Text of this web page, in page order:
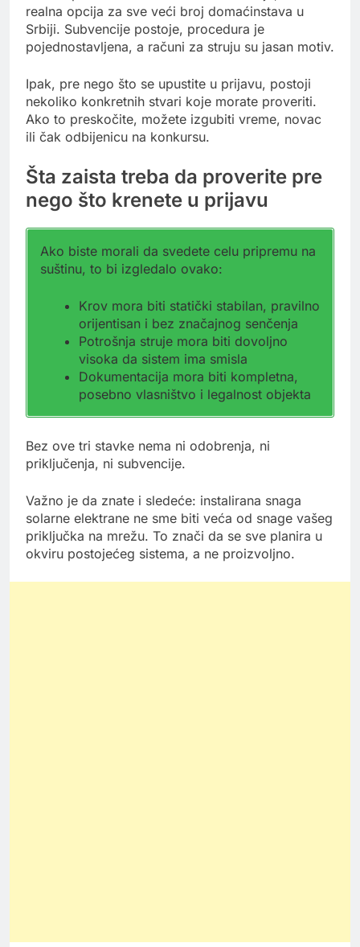
realna opcija za sve veći broj domaćinstava u
Srbiji. Subvencije postoje, procedura je
pojednostavljena, a računi za struju su jasan motiv.
Ipak, pre nego što se upustite u prijavu, postoji
nekoliko konkretnih stvari koje morate proveriti.
Ako to preskočite, možete izgubiti vreme, novac
ili čak odbijenicu na konkursu.
Šta zaista treba da proverite pre
nego što krenete u prijavu
Ako biste morali da svedete celu pripremu na
suštinu, to bi izgledalo ovako:
Krov mora biti statički stabilan, pravilno
orijentisan i bez značajnog senčenja
Potrošnja struje mora biti dovoljno
visoka da sistem ima smisla
Dokumentacija mora biti kompletna,
posebno vlasništvo i legalnost objekta
Bez ove tri stavke nema ni odobrenja, ni
priključenja, ni subvencije.
Važno je da znate i sledeće: instalirana snaga
solarne elektrane ne sme biti veća od snage vašeg
priključka na mrežu. To znači da se sve planira u
okviru postojećeg sistema, a ne proizvoljno.